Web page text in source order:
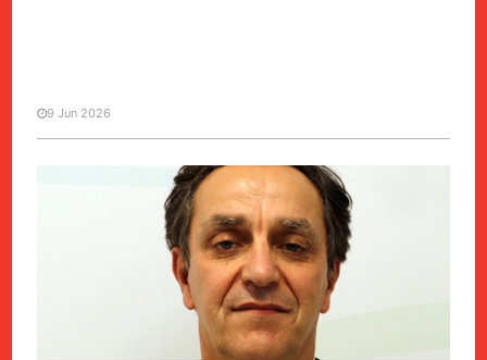
MANCHETE
Ambiente | Mais de dois quilos
de resíduos produzidos per
capita em 2025
9 Jun 2026